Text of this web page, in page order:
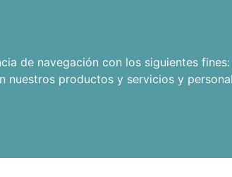
de navegación con los siguientes fines:
nuestros productos y servicios y